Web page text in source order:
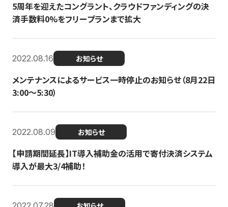
5周年を迎えたコングラント、クラウドファンディングの決
済手数料0%をフリープランまで拡大
2022.08.16 お知らせ
メンテナンスによるサービス一時停止のお知らせ（8月22日
3:00〜5:30）
2022.08.09 お知らせ
【申請期間延長】IT導入補助金の活用で寄付決済システム
導入が最大3/4補助！